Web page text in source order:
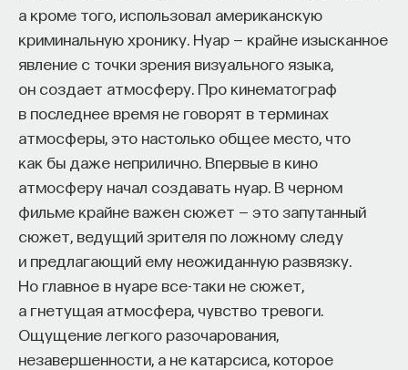
а кроме того, использовал американскую
криминальную хронику. Нуар — крайне изысканное
явление с точки зрения визуального языка,
он создает атмосферу. Про кинематограф
в последнее время не говорят в терминах
атмосферы, это настолько общее место, что
как бы даже неприлично. Впервые в кино
атмосферу начал создавать нуар. В черном
фильме крайне важен сюжет — это запутанный
сюжет, ведущий зрителя по ложному следу
и предлагающий ему неожиданную развязку.
Но главное в нуаре все-таки не сюжет,
а гнетущая атмосфера, чувство тревоги.
Ощущение легкого разочарования,
незавершенности, а не катарсиса, которое
инновационных индустриях. Сервис помогает
преодолеть существующие барьеры через
обучение, карьерное сопровождение и прямые
связи с компаниями, заинтересованными
в высококвалифицированныхкадрах.​
Сервис создан для всех, кто хочет найти свой
путь в инновационных индустриях:
Учёных, инженеров и исследователей
с опытом работы в научной сфере;
Специалистов с STEM-образованием,
желающих сменить сферу деятельности;
Тех, кто пока не имеет достаточного опыта
работы в индустрии, но стремится развивать
необходимые навыки.
я осознал, что Манн, Юнг и Джойс говорят,
в сущности, об одном и том же». Юнг называл это
индивидуацией — духовным становлением
индивида. Процесс индивидуации
антропологически универсален, и потому
за разнообразием его культурных проявлений
скрывается единый сюжетный паттерн. Этапы
индивидуации — это проживание
путеводительных встреч с тем или иным
архетипом. Архетипы предстают сознанию
в мифологическом образе, являющемся
метафорой психического состояния. Ту же
функцию выполняют образы сновидений:
«Каждую ночь в наших сновидениях мы все
так же встречаемся с вечными опасностями,